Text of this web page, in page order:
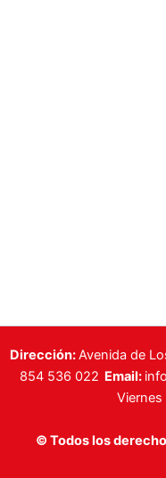
Dirección:Avenida de
854 536 022 Email:
Viernes
© Todos los